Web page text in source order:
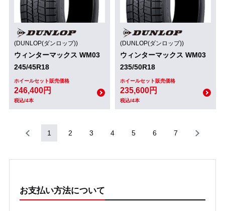
(DUNLOP(ダンロップ))
ウィンターマックス WM03
245/45R18
ホイールセット販売価格
246,400円
税込/4本
(DUNLOP(ダンロップ))
ウィンターマックス WM03
235/50R18
ホイールセット販売価格
235,600円
税込/4本
1 2 3 4 5 6 7
お支払い方法について